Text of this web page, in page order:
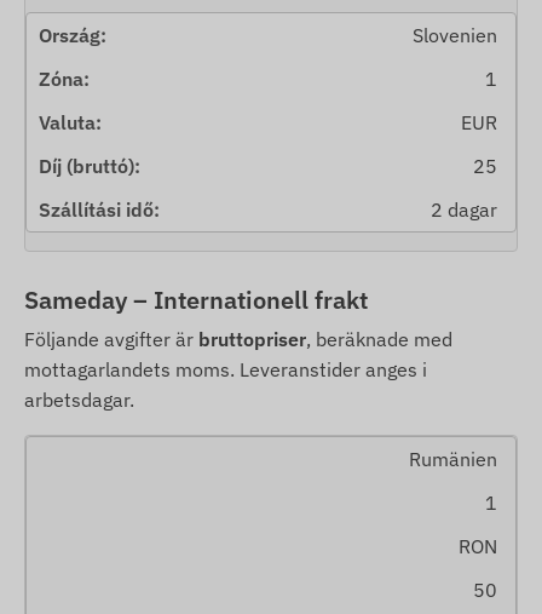
Slovenien
1
EUR
25
2 dagar
Sameday – Internationell frakt
Följande avgifter är bruttopriser, beräknade med
mottagarlandets moms. Leveranstider anges i
arbetsdagar.
Rumänien
1
RON
50